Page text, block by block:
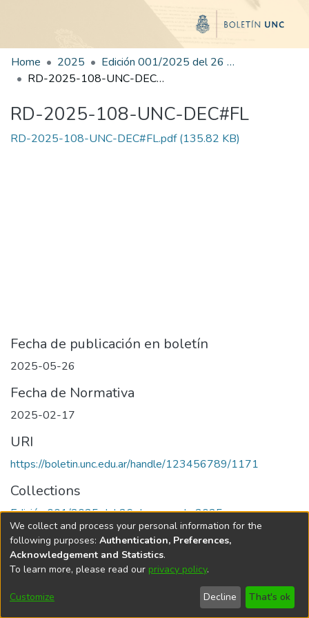
Home 2025
Edición 001/2025 del 26 de mayo de 2025
RD-2025-108-UNC-DEC#FL
RD-2025-108-UNC-DEC#FL
RD-2025-108-UNC-DEC#FL.pdf(135.82 KB)
Fecha de publicación en boletín
2025-05-26
Fecha de Normativa
2025-02-17
URI
https://boletin.unc.edu.ar/handle/123456789/1171
Collections
Edición 001/2025 del 26 de mayo de 2025
Universidad Nacional de Córdoba
We collect and process your personal information for the
following purposes: Authentication, Preferences,
Acknowledgement and Statistics.
To learn more, please read our privacy policy.
Customize Decline That's ok